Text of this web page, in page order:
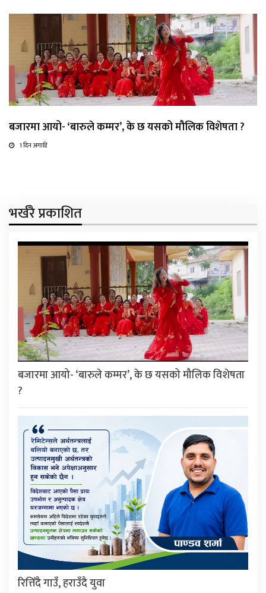
बजारमा आयो- ‘बारुले कम्मर’, के छ यसको मौलिक विशेषता ?
1 दिन अगाडि
भर्खरै प्रकाशित
बजारमा आयो- ‘बारुले कम्मर’, के छ यसको मौलिक विशेषता
?
रित्तिँदै गाउँ, हराउँदै युवा